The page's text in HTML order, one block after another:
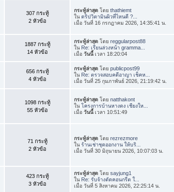
307 กระทู้
2 หัวข้อ
กระทู้ล่าสุด โดยthathiemt
ในดริปวิตามินผิวที่ไหนดี ?...
เมื่อ วันที่ 16 กรกฎาคม 2026, 14:35:41 น.
1887 กระทู้
14 หัวข้อ
กระทู้ล่าสุด โดยreggularpost88
ใน Re: เรียนล่วงหน้า gramma...
เมื่อวันนี้เวลา 18:20:04
656 กระทู้
4 หัวข้อ
กระทู้ล่าสุด โดยpublicpost99
ใน Re: ตรวจสอบคดีอาญา เช็คห...
เมื่อ วันที่ 25 กุมภาพันธ์ 2026, 21:19:42 น.
1098 กระทู้
55 หัวข้อ
กระทู้ล่าสุด โดยnatthakont
ในโครงการบ้านหางดง เชียงให...
เมื่อวันนี้เวลา 10:51:49
71 กระทู้
2 หัวข้อ
กระทู้ล่าสุด โดยrezrezmore
ในร้านเช่าชุดออกงาน ให้บริ...
เมื่อ วันที่ 30 มิถุนายน 2026, 10:07:03 น.
423 กระทู้
3 หัวข้อ
กระทู้ล่าสุด โดยsayjung1
ใน Re: รับจ้างตัดคอนกรีต ใ...
เมื่อ วันที่ 5 สิงหาคม 2026, 22:25:14 น.